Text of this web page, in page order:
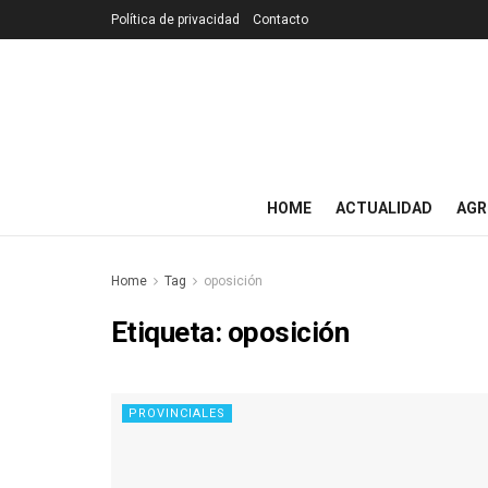
Política de privacidad Contacto
HOME ACTUALIDAD
Home Tag oposición
Etiqueta: oposición
PROVINCIALES